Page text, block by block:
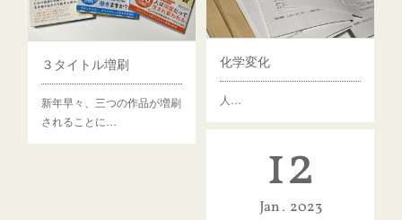
化学変化
人…
３タイトル増刷
新年早々、三つの作品が増刷
されることに…
12
Jan 2023